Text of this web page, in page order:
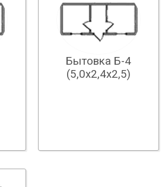
Бытовка Б-4
(5,0х2,4х2,5)